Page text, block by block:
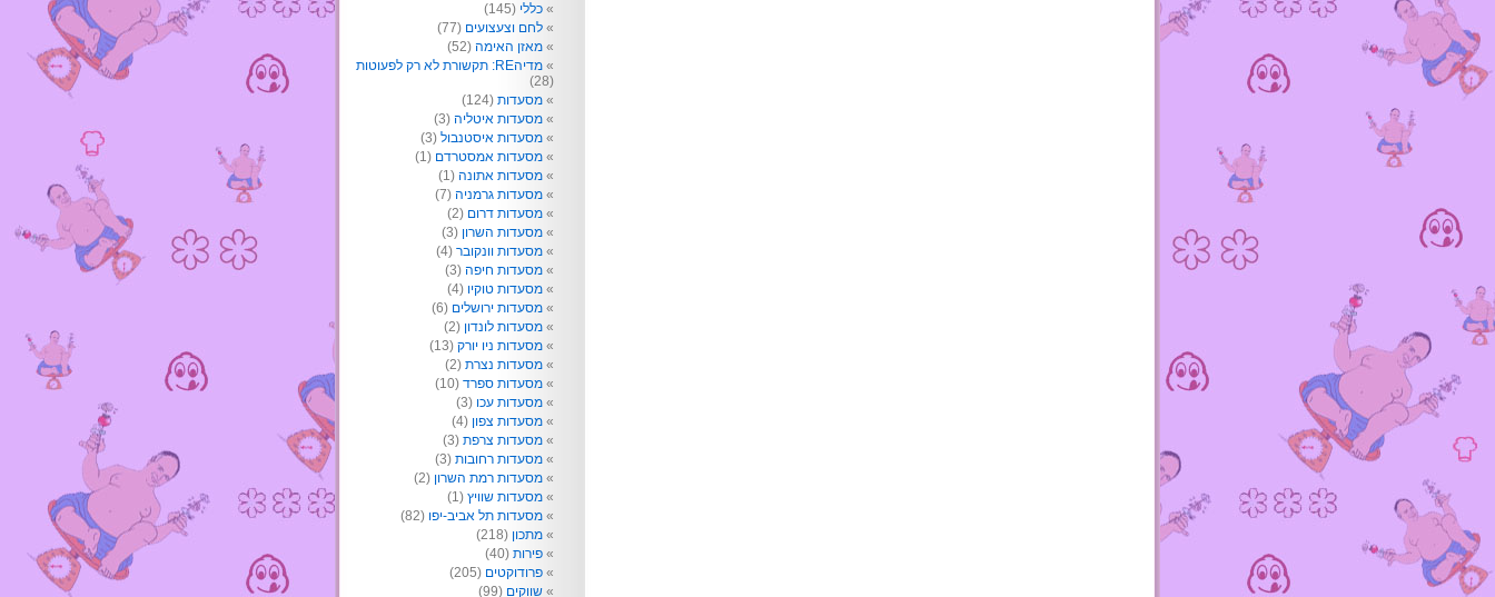
כללי (145)
לחם וצעצועים (77)
מאזן האימה (52)
מדיהRE: תקשורת לא רק לפעוטות
(28)
מסעדות (124)
מסעדות איטליה (3)
מסעדות איסטנבול (3)
מסעדות אמסטרדם (1)
מסעדות אתונה (1)
מסעדות גרמניה (7)
מסעדות דרום (2)
מסעדות השרון (3)
מסעדות וונקובר (4)
מסעדות חיפה (3)
מסעדות טוקיו (4)
מסעדות ירושלים (6)
מסעדות לונדון (2)
מסעדות ניו יורק (13)
מסעדות נצרת (2)
מסעדות ספרד (10)
מסעדות עכו (3)
מסעדות צפון (4)
מסעדות צרפת (3)
מסעדות רחובות (3)
מסעדות רמת השרון (2)
מסעדות שוויץ (1)
מסעדות תל אביב-יפו (82)
מתכון (218)
פירות (40)
פרודוקטים (205)
שווקים (99)